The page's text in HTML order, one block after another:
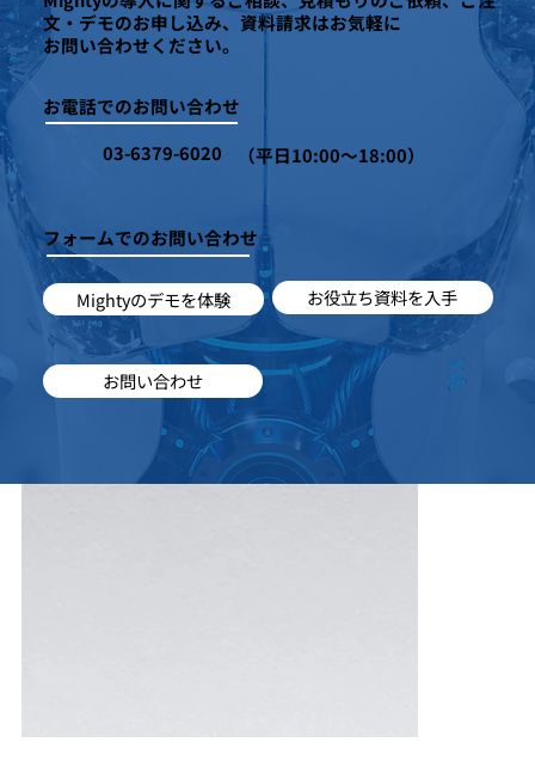
文・デモのお申し込み、資料請求はお気軽に
お問い合わせください。
お電話でのお問い合わせ
03-6379-6020
（平日10:00～18:00）
フォームでのお問い合わせ
Mightyのデモを体験 お役立ち資料を入手
お問い合わせ